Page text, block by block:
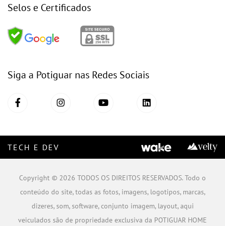
Selos e Certificados
Siga a Potiguar nas Redes Sociais
TECH E DEV
Copyright © 2026 TODOS OS DIREITOS RESERVADOS. Todo o
conteúdo do site, todas as fotos, imagens, logotipos, marcas,
dizeres, som, software, conjunto imagem, layout, aqui
veiculados são de propriedade exclusiva da POTIGUAR HOME